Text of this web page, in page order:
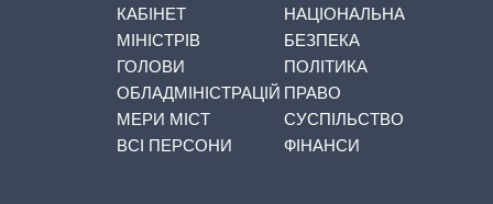
КАБІНЕТ
МІНІСТРІВ
ГОЛОВИ
ОБЛАДМІНІСТРАЦІЙ
МЕРИ МІСТ
ВСІ ПЕРСОНИ
НАЦІОНАЛЬНА
БЕЗПЕКА
ПОЛІТИКА
ПРАВО
СУСПІЛЬСТВО
ФІНАНСИ